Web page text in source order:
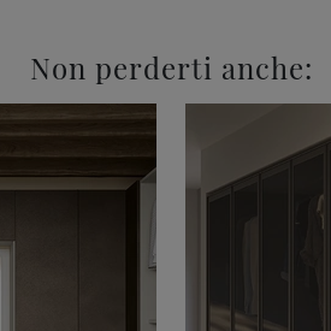
Non perderti anche: